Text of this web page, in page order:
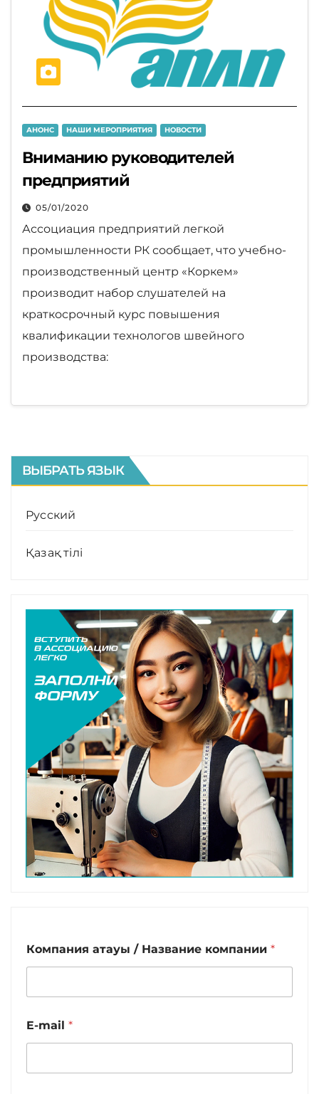
АНОНС НАШИ МЕРОПРИЯТИЯ НОВОСТИ
Вниманию руководителей
предприятий
05/01/2020
Ассоциация предприятий легкой
промышленности РК сообщает, что учебно-
производственный центр «Коркем»
производит набор слушателей на
краткосрочный курс повышения
квалификации технологов швейного
производства:
ВЫБРАТЬ ЯЗЫК
Русский
Қазақ тілі
Компания атауы / Название компании *
E-mail *